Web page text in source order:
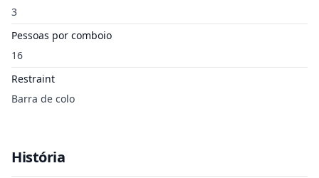
3
Pessoas por comboio
16
Restraint
Barra de colo
História